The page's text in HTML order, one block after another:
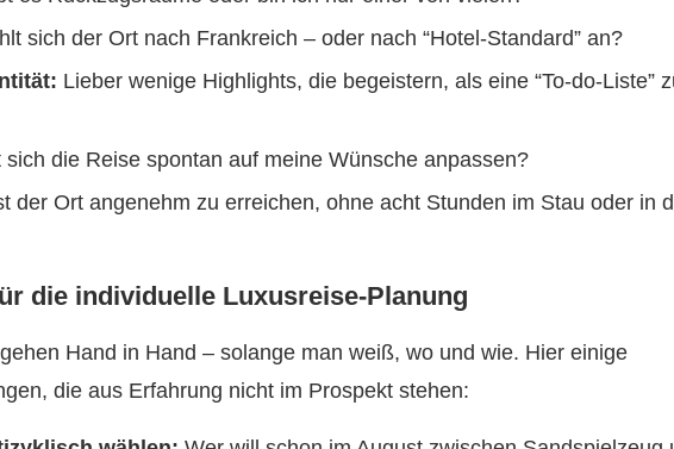
sich der Ort nach Frankreich – oder nach “Hotel-Standard” an?
Lieber wenige Highlights, die begeistern, als eine “To-do-Liste”
sich die Reise spontan auf meine Wünsche anpassen?
der Ort angenehm zu erreichen, ohne acht Stunden im Stau oder in
die individuelle Luxusreise-Planung
Hand in Hand – solange man weiß, wo und wie. Hier einige
die aus Erfahrung nicht im Prospekt stehen: